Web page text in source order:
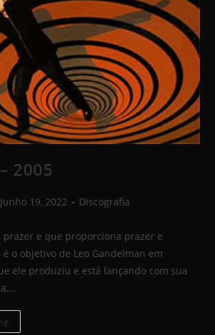
2005
Junho 19, 2022 Discografia
prazer e que proporciona prazer e
é o objetivo de Leo Gandelman em
ele produziu e está lançando com sua